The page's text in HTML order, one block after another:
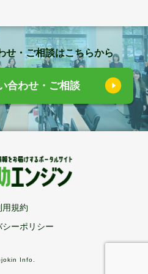
せ・ご相談はこちらから
合わせ・ご相談
用規約
シーポリシー
Info.